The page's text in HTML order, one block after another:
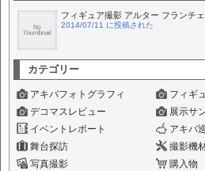
フィギュア撮影 アルター フランチ
2014/07/11 に投稿された
カテゴリー
アキバフォトグラフィ
フィギ
デコマスレビュー
展示サ
イベントレポート
アキバ
舞台探訪
撮影機
写真撮影
購入物